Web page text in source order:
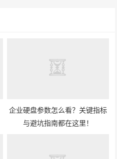
企业硬盘参数怎么看？关键指标
与避坑指南都在这里！